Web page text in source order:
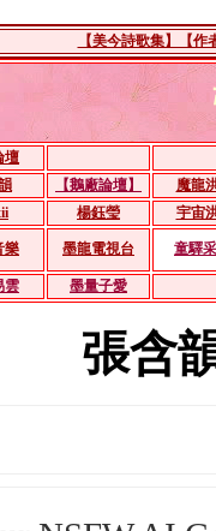
【美今詩歌集】【作
壇
【鵝廠論壇】
魔龍
楊鈺瑩 宇宙
樂 墨龍電視台 童驛
雲 墨量子愛
張含